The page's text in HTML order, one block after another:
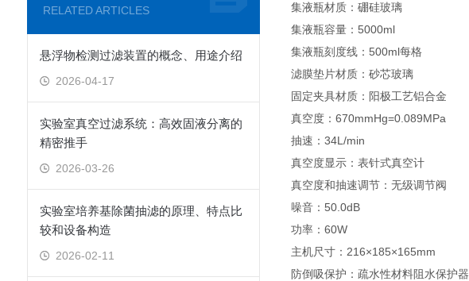
RELATED ARTICLES
悬浮物检测过滤装置的概念、用途介绍
2026-04-17
实验室真空过滤系统：高效固液分离的
精密推手
2026-03-26
实验室培养基除菌抽滤的原理、特点比
较和设备构造
2026-02-11
集液瓶材质：硼硅玻璃
集液瓶容量：5000ml
集液瓶刻度线：500ml每格
滤膜垫片材质：砂芯玻璃
固定夹具材质：阳极工艺铝合金
真空度：670mmHg=0.089MPa
抽速：34L/min
真空度显示：表针式真空计
真空度和抽速调节：无级调节阀
噪音：50.0dB
功率：60W
主机尺寸：216×185×165mm
防倒吸保护：疏水性材料阻水保护器